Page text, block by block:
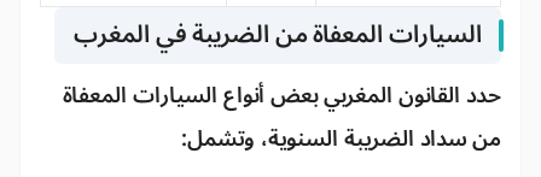
السيارات المعفاة من الضريبة في المغرب
حدد القانون المغربي بعض أنواع السيارات المعفاة
من سداد الضريبة السنوية، وتشمل: